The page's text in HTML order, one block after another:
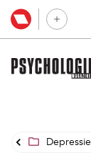
Depressie